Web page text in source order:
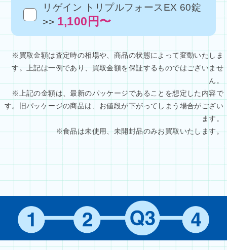
リゲイン トリプルフォースEX 60錠
>> 1,100円〜
※買取金額は査定時の相場や、商品の状態によって変動いたしま
す。上記は一例であり、買取金額を保証するものではございませ
ん。
※上記の金額は、最新のパッケージであることを想定した内容で
す。旧パッケージの商品は、お値段が下がってしまう場合がござい
ます。
※食品は未使用、未開封品のみお買取いたします。